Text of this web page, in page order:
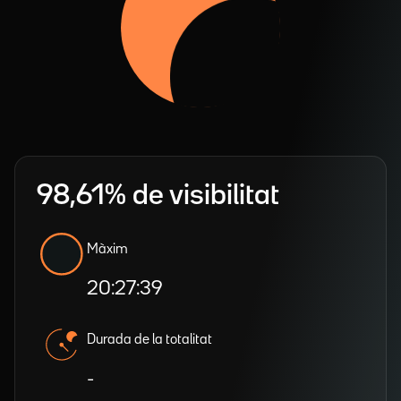
98,61% de visibilitat
Màxim
20:27:39
Durada de la totalitat
-